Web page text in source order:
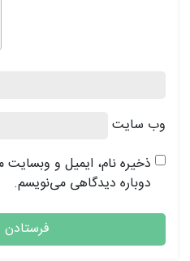
وب‌ سایت
ذخیره نام، ایمیل و وبسایت
دوباره دیدگاهی می‌نویسم.